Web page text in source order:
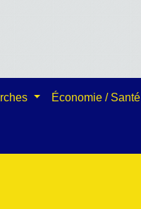
Économie / Santé